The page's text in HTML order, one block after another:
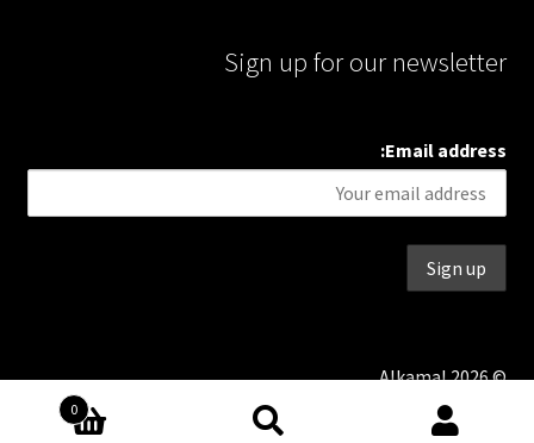
Sign up for our newsletter
Email address:
© Alkamal 2026
0